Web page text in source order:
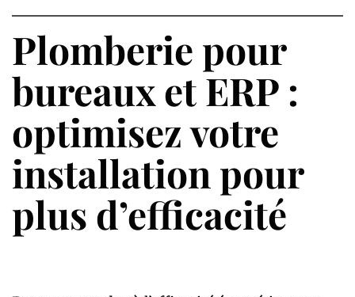
Plomberie pour
bureaux et ERP :
optimisez votre
installation pour
plus d’efficacité